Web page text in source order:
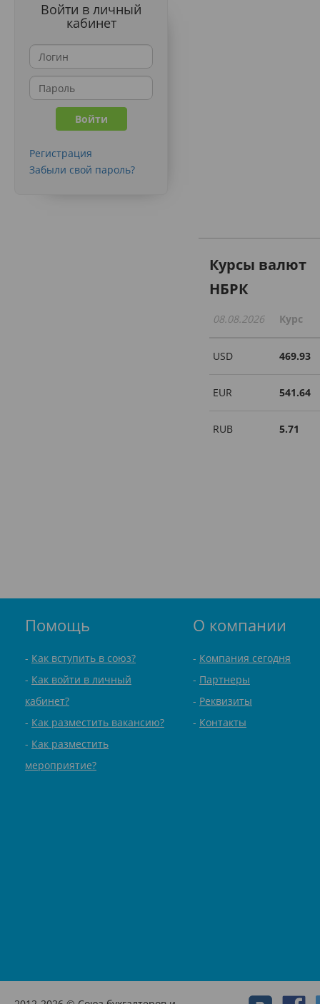
Войти в личный
кабинет
Регистрация
Забыли свой пароль?
Курсы валют
НБРК
08.08.2026 Курс
USD 469.93
EUR 541.64
RUB 5.71
Помощь
Как вступить в союз?
Как войти в личный
кабинет?
Как разместить вакансию?
Как разместить
мероприятие?
О компании
Компания сегодня
Партнеры
Реквизиты
Контакты